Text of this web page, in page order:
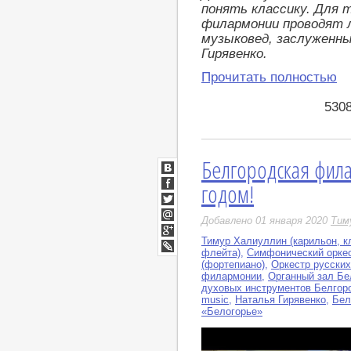
понять классику. Для
филармонии
музыковед,
Гирявенко.
Прочитать полностью
Белгородская
годом!
Добавлено 01 января 2020
Тимур Халиуллин (карильон,
флейта), Симфонический
(фортепиано), Оркестр
филармонии, Органный зал
духовых инструментов
music, Наталья Гирявенко,
«Белогорье»
ВКонтакте
Facebook
Twitter
Мой
Мир
Google+
LiveJournal